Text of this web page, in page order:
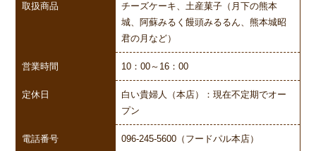
取扱商品
チーズケーキ、土産菓子（月下の熊本
城、阿蘇みるく饅頭みるるん、熊本城昭
君の月など）
営業時間 10：00～16：00
定休日
白い貴婦人（本店）：現在不定期でオー
プン
電話番号 096-245-5600（フードパル本店）